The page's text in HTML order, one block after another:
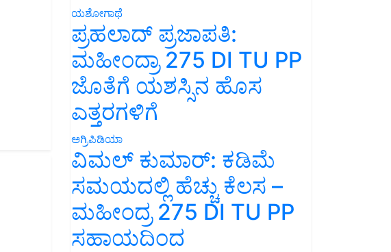
ಯಶೋಗಾಥೆ
ಪ್ರಹಲಾದ್ ಪ್ರಜಾಪತಿ:
ಮಹೀಂದ್ರಾ 275 DI TU PP
ಜೊತೆಗೆ ಯಶಸ್ಸಿನ ಹೊಸ
ಎತ್ತರಗಳಿಗೆ
ಅಗ್ರಿಪಿಡಿಯಾ
ವಿಮಲ್ ಕುಮಾರ್: ಕಡಿಮೆ
ಸಮಯದಲ್ಲಿ ಹೆಚ್ಚು ಕೆಲಸ –
ಮಹೀಂದ್ರ 275 DI TU PP
ಸಹಾಯದಿಂದ